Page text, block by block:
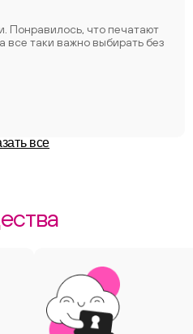
Понравилось, что печатают
все таки важно выбирать без
все